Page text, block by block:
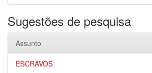
Sugestões de pesquisa
Assunto
ESCRAVOS